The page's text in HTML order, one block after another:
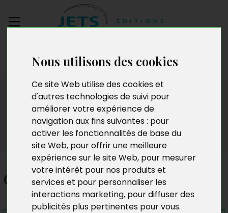
Nous utilisons des cookies
Ce site Web utilise des cookies et
d'autres technologies de suivi pour
améliorer votre expérience de
navigation aux fins suivantes : pour
activer les fonctionnalités de base du
site Web, pour offrir une meilleure
expérience sur le site Web, pour mesurer
votre intérêt pour nos produits et
services et pour personnaliser les
interactions marketing, pour diffuser des
publicités plus pertinentes pour vous.
manuscrit
Presse
Calcul des probabilités